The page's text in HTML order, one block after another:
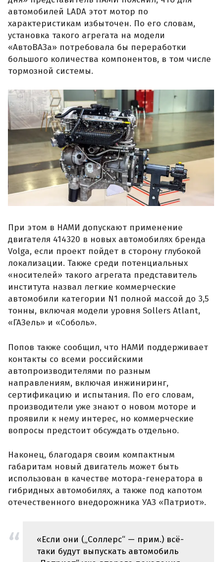
автомобилей LADA этот мотор по
характеристикам избыточен. По его словам,
установка такого агрегата на модели
«АвтоВАЗа» потребовала бы переработки
большого количества компонентов, в том числе
тормозной системы.
При этом в НАМИ допускают применение
двигателя 414320 в новых автомобилях бренда
Volga, если проект пойдет в сторону глубокой
локализации. Также среди потенциальных
«носителей» такого агрегата представитель
института назвал легкие коммерческие
автомобили категории N1 полной массой до 3,5
тонны, включая модели уровня Sollers Atlant,
«ГАЗель» и «Соболь».
Попов также сообщил, что НАМИ поддерживает
контакты со всеми российскими
автопроизводителями по разным
направлениям, включая инжиниринг,
сертификацию и испытания. По его словам,
производители уже знают о новом моторе и
проявили к нему интерес, но коммерческие
вопросы предстоит обсуждать отдельно.
Наконец, благодаря своим компактным
габаритам новый двигатель может быть
использован в качестве мотора-генератора в
гибридных автомобилях, а также под капотом
отечественного внедорожника УАЗ «Патриот».
«Если они („Соллерс“ — прим.) всё-
таки будут выпускать автомобиль